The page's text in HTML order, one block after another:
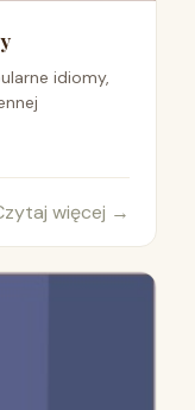
idiomy,
więcej →